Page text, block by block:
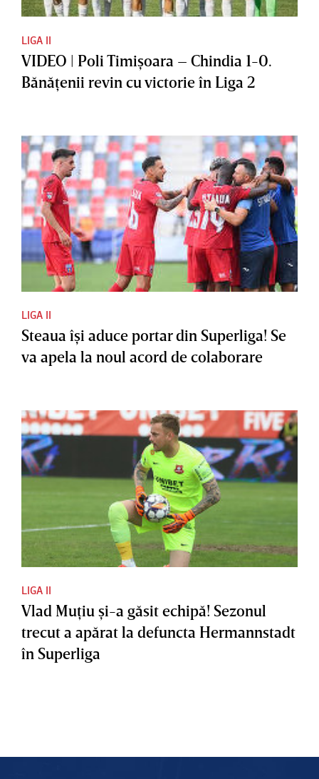
LIGA II
VIDEO | Poli Timişoara – Chindia 1-0.
Bănăţenii revin cu victorie în Liga 2
LIGA II
Steaua îşi aduce portar din Superliga! Se
va apela la noul acord de colaborare
LIGA II
Vlad Muţiu şi-a găsit echipă! Sezonul
trecut a apărat la defuncta Hermannstadt
în Superliga